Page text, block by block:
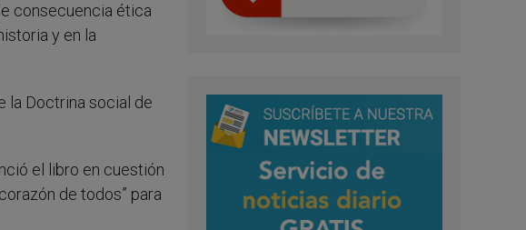
consecuencia ética
y en la
la Doctrina social de
el libro en cuestión
de todos” para